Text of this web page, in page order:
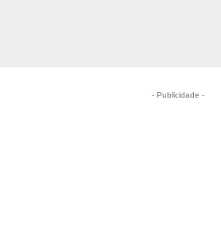
- Publicidade -